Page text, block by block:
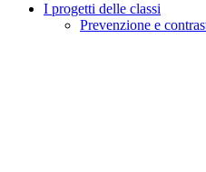
I progetti delle classi
Prevenzione e